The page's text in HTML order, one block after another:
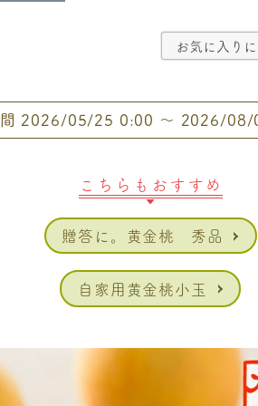
お気に入り
2026/05/25 0:00 〜 2026/08/
こちらもおすすめ
贈答に。黄金桃 秀品
自家用黄金桃小玉